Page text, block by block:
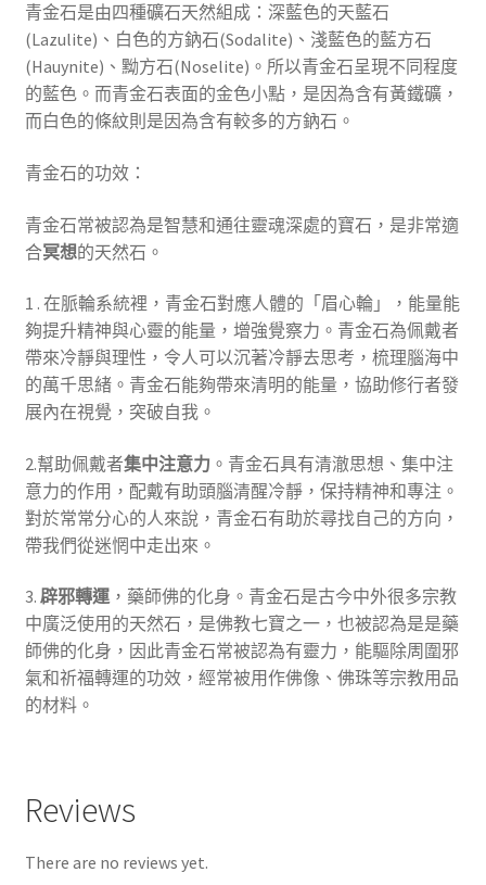
青金石是由四種礦石天然組成：深藍色的天藍石
(Lazulite)、白色的方鈉石(Sodalite)、淺藍色的藍方石
(Hauynite)、黝方石(Noselite)。所以青金石呈現不同程度
的藍色。而青金石表面的金色小點，是因為含有黃鐵礦，
而白色的條紋則是因為含有較多的方鈉石。
青金石的功效：
青金石常被認為是智慧和通往靈魂深處的寶石，是非常適
合冥想的天然石。
1 . 在脈輪系統裡，青金石對應人體的「眉心輪」，能量能
夠提升精神與心靈的能量，增強覺察力。青金石為佩戴者
帶來冷靜與理性，令人可以沉著冷靜去思考，梳理腦海中
的萬千思緒。青金石能夠帶來清明的能量，協助修行者發
展內在視覺，突破自我。
2.幫助佩戴者集中注意力 。青金石具有清澈思想、集中注
意力的作用，配戴有助頭腦清醒冷靜，保持精神和專注。
對於常常分心的人來說，青金石有助於尋找自己的方向，
帶我們從迷惘中走出來。
3. 辟邪轉運，藥師佛的化身。青金石是古今中外很多宗教
中廣泛使用的天然石，是佛教七寶之一，也被認為是是藥
師佛的化身，因此青金石常被認為有靈力，能驅除周圍邪
氣和祈福轉運的功效，經常被用作佛像、佛珠等宗教用品
的材料。
Reviews
There are no reviews yet.